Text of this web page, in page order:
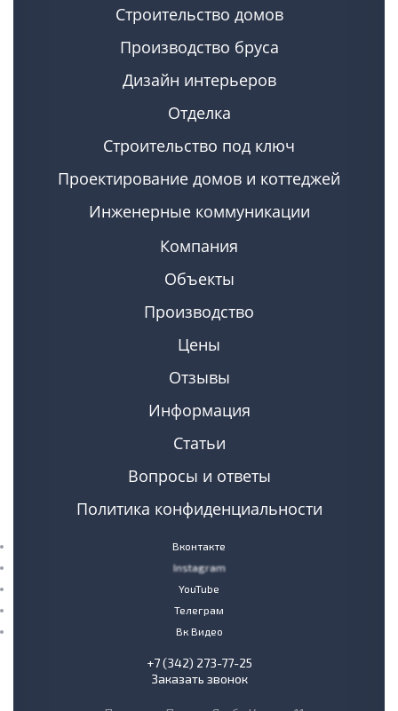
Строительство домов
Производство бруса
Дизайн интерьеров
Отделка
Строительство под ключ
Проектирование домов и коттеджей
Инженерные коммуникации
Компания
Объекты
Производство
Цены
Отзывы
Информация
Статьи
Вопросы и ответы
Политика конфиденциальности
Вконтакте
Instagram
YouTube
Телеграм
Вк Видео
+7 (342) 273-77-25
Заказать звонок